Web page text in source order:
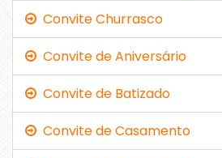
Convite Churrasco
Convite de Aniversário
Convite de Batizado
Convite de Casamento